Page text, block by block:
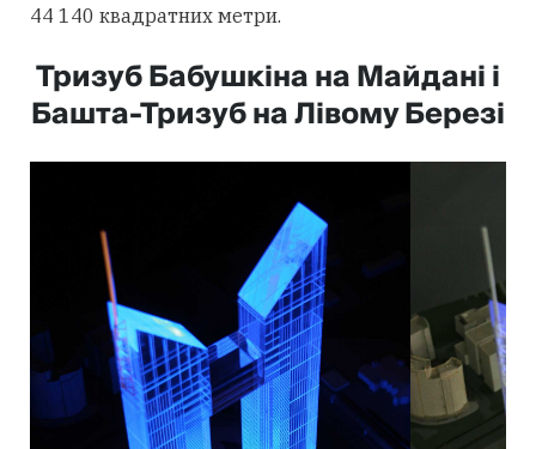
44 140 квадратних метри.
Тризуб Бабушкіна на Майдані і
Башта-Тризуб на Лівому Березі